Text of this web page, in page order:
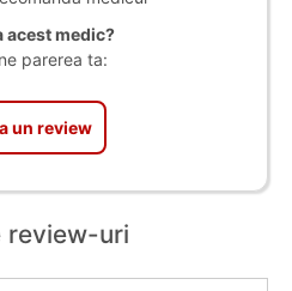
acest medic?
parerea ta:
un review
review-uri